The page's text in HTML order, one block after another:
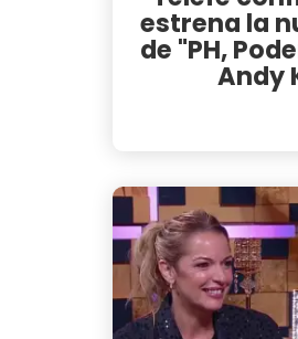
estrena la
de "PH,
Andy